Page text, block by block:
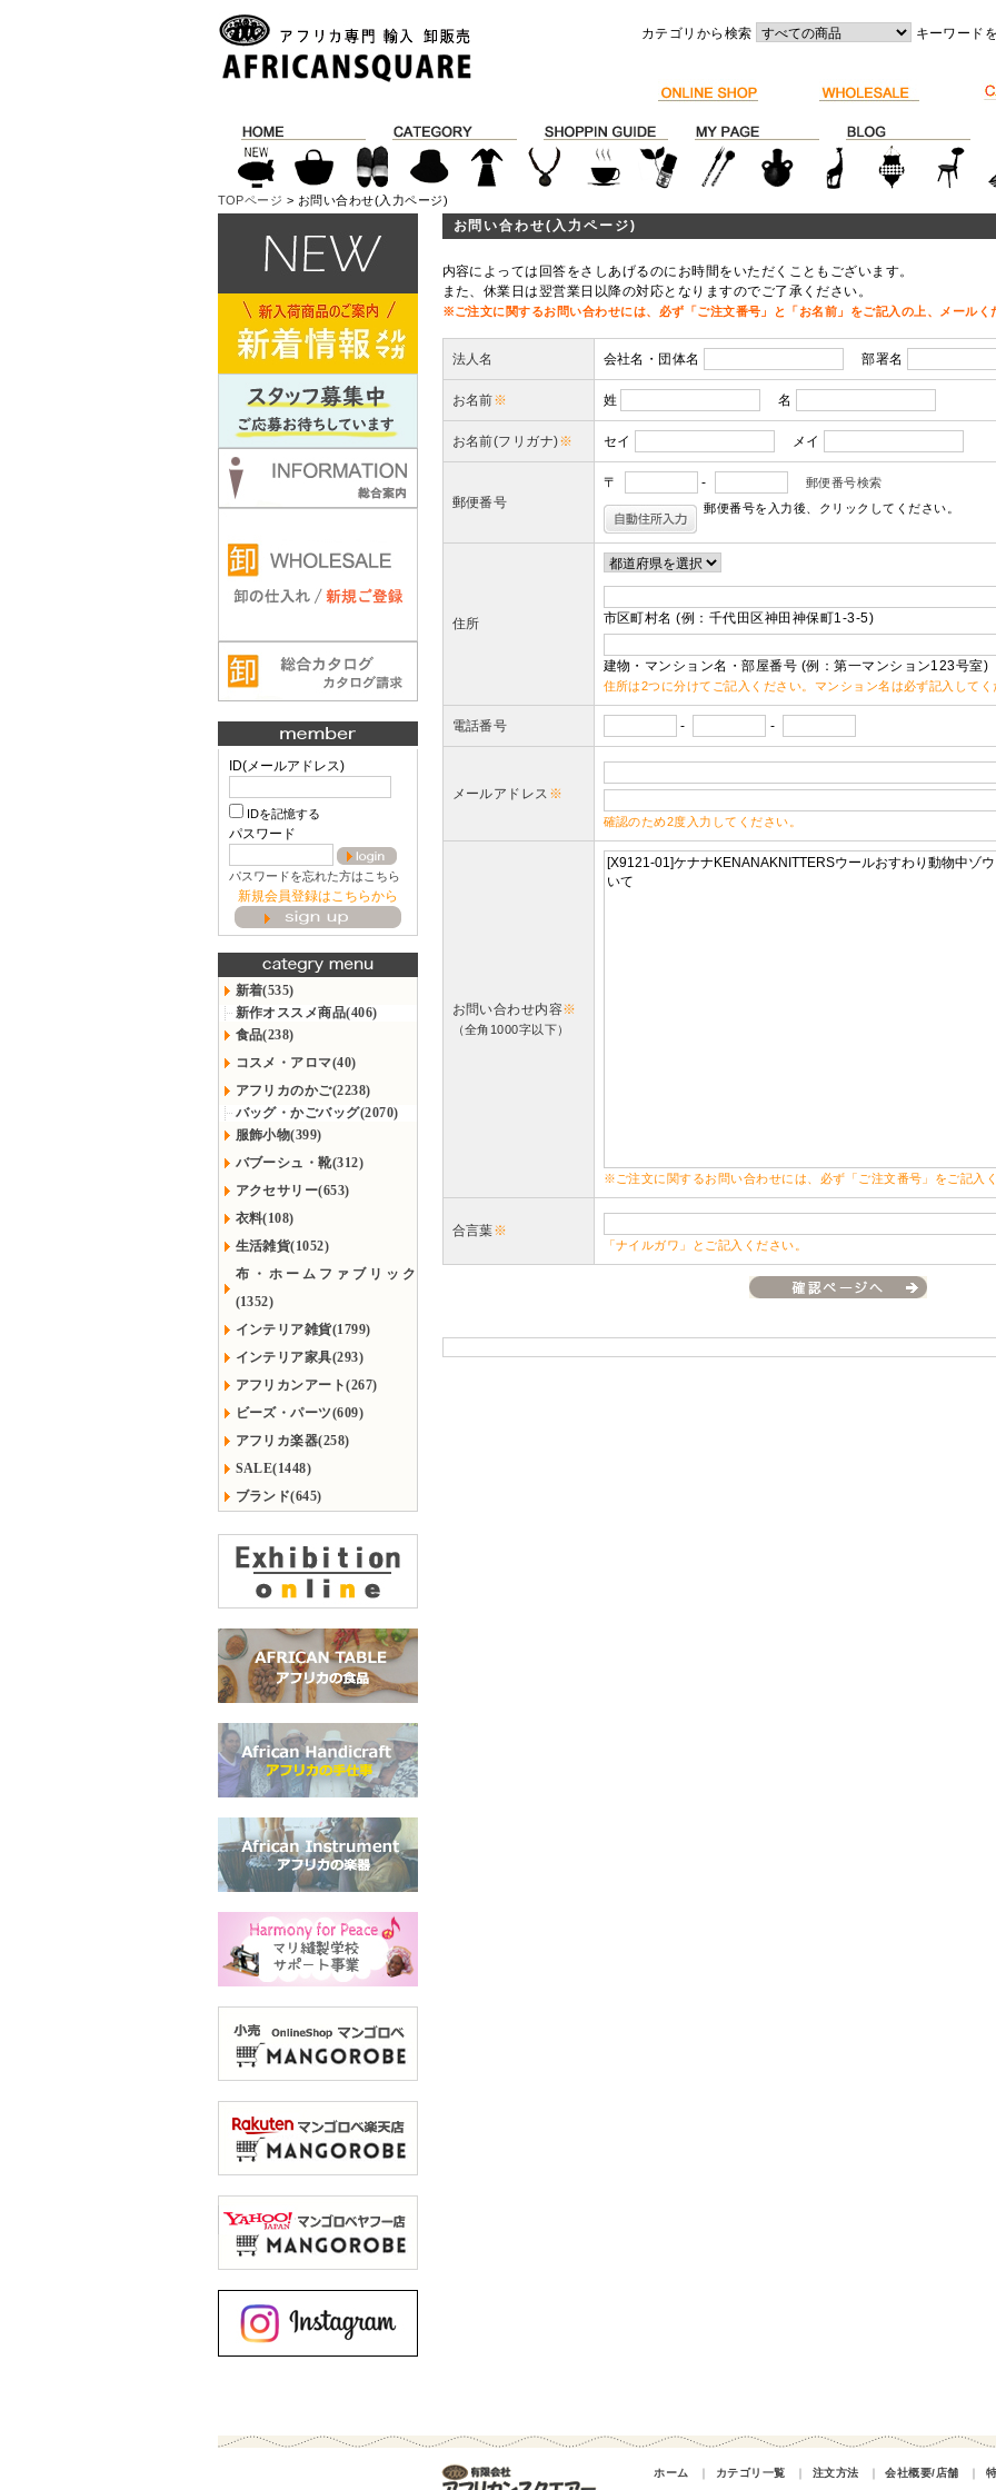
カテゴリから検索 キーワード
TOPページ > お問い合わせ(入力ページ)
ID(メールアドレス)
IDを記憶する
パスワード
パスワードを忘れた方はこちら
新規会員登録はこちらから
新着(535)
新作オススメ商品(406)
食品(238)
コスメ・アロマ(40)
アフリカのかご(2238)
バッグ・かごバッグ(2070)
服飾小物(399)
バブーシュ・靴(312)
アクセサリー(653)
衣料(108)
生活雑貨(1052)
布・ホームファブリック
(1352)
インテリア雑貨(1799)
インテリア家具(293)
アフリカンアート(267)
ビーズ・パーツ(609)
アフリカ楽器(258)
SALE(1448)
ブランド(645)
お問い合わせ(入力ページ)
内容によっては回答をさしあげるのにお時間をいただくこともございます。
また、休業日は翌営業日以降の対応となりますのでご了承ください。
※ご注文に関するお問い合わせには、必ず「ご注文番号」と「お名前」をご記入の上、メール
法人名 会社名・団体名 部署名
お名前※ 姓 名
お名前(フリガナ)※ セイ メイ
郵便番号
〒 -
郵便番号検索
郵便番号を入力後、クリックしてください。
住所 市区町村名 (例：千代田区神田神保町1-3-5)
建物・マンション名・部屋番号 (例：第一マンション123号室)
住所は2つに分けてご記入ください。マンション名は必ず記入してく
電話番号 - -
メールアドレス ※
確認のため2度入力してください。
お問い合わせ内容※
（全角1000字以下）
※ご注文に関するお問い合わせには、必ず「ご注文番号」をご記入
合言葉※
「ナイルガワ」とご記入ください。
ホーム ｜ カテゴリ一覧 ｜ 注文方法 ｜ 会社概要/店舗 ｜